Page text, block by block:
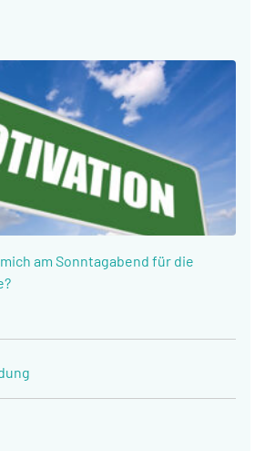
am Sonntagabend für die